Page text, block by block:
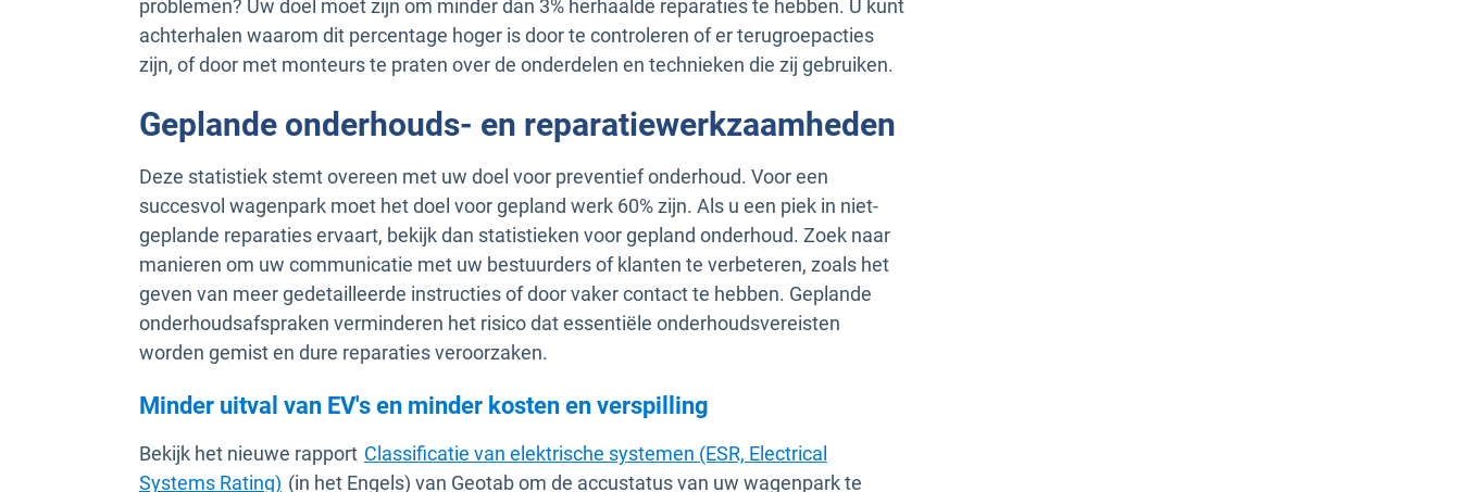
problemen? Uw doel moet zijn om minder dan 3% herhaalde reparaties te hebben. U kunt
achterhalen waarom dit percentage hoger is door te controleren of er terugroepacties
zijn, of door met monteurs te praten over de onderdelen en technieken die zij gebruiken.
Geplande onderhouds- en reparatiewerkzaamheden
Deze statistiek stemt overeen met uw doel voor preventief onderhoud. Voor een
succesvol wagenpark moet het doel voor gepland werk 60% zijn. Als u een piek in niet-
geplande reparaties ervaart, bekijk dan statistieken voor gepland onderhoud. Zoek naar
manieren om uw communicatie met uw bestuurders of klanten te verbeteren, zoals het
geven van meer gedetailleerde instructies of door vaker contact te hebben. Geplande
onderhoudsafspraken verminderen het risico dat essentiële onderhoudsvereisten
worden gemist en dure reparaties veroorzaken.
Minder uitval van EV's en minder kosten en verspilling
Bekijk het nieuwe rapport Classificatie van elektrische systemen (ESR, Electrical
Systems Rating) Openen in een nieuw venster
(in het Engels) van Geotab om de accustatus van uw wagenpark te